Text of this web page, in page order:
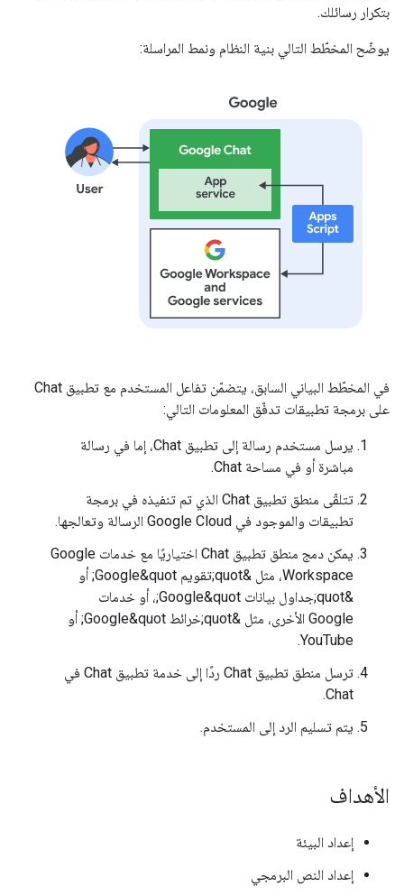
بتكرار رسائلك.
يوضّح المخطّط التالي بنية النظام ونمط المراسلة:
في المخطّط البياني السابق، يتضمّن تفاعل المستخدم مع تطبيق Chat
على برمجة تطبيقات تدفّق المعلومات التالي:
يرسل مستخدم رسالة إلى تطبيق Chat، إما في رسالة
مباشرة أو في مساحة Chat.
تتلقّى منطق تطبيق Chat الذي تم تنفيذه في برمجة
تطبيقات والموجود في Google Cloud الرسالة وتعالجها.
يمكن دمج منطق تطبيق Chat اختياريًا مع خدمات Google
Workspace، مثل &quot;تقويم Google&quot; أو
&quot;جداول بيانات Google&quot;، أو خدمات
Google الأخرى، مثل &quot;خرائط Google&quot; أو
YouTube.
ترسل منطق تطبيق Chat ردًا إلى خدمة تطبيق Chat في
Chat.
يتم تسليم الرد إلى المستخدم.
الأهداف
إعداد البيئة
إعداد النص البرمجي